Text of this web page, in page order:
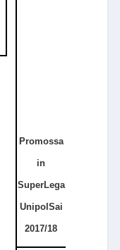
Promossa
in
SuperLega
UnipolSai
2017/18